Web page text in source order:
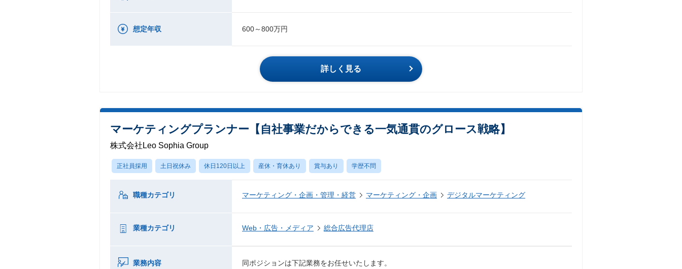
想定年収 600～800万円
詳しく見る
マーケティングプランナー【自社事業だからできる一気通貫のグロース戦略】
株式会社Leo Sophia Group
正社員採用 土日祝休み 休日120日以上 産休・育休あり 賞与あり 学歴不問
職種カテゴリ マーケティング・企画・管理・経営 マーケティング・企画 デジタルマーケティング
業種カテゴリ Web・広告・メディア 総合広告代理店
業務内容
同ポジションは下記業務をお任せいたします。